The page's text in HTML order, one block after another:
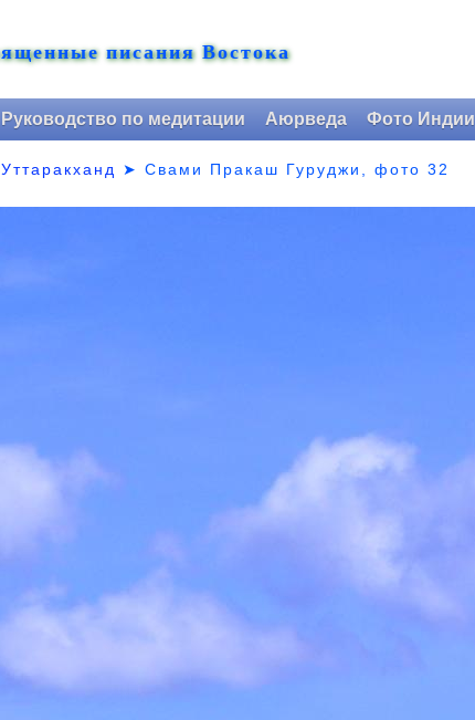
писания Востока
Руководство по медитации Аюрведа Фото Индии
Уттаракханд ➤Свами Пракаш Гуруджи, фото 32